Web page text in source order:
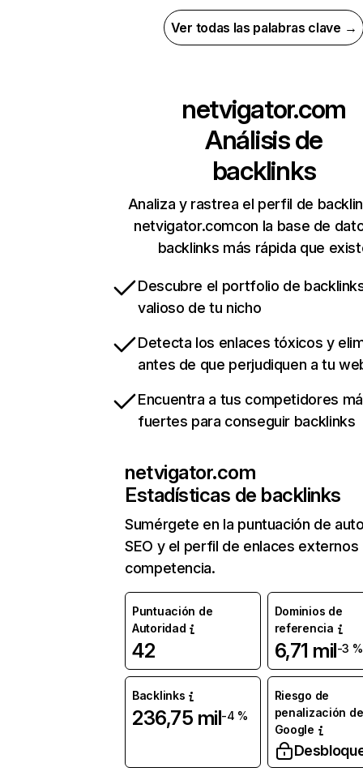
Ver todas las palabras clave →
netvigator.com
Análisis de
backlinks
Analiza y rastrea el perfil de
netvigator.comcon la base de
backlinks más rápida que
Descubre el portfolio de
valioso de tu nicho
Detecta los enlaces tóxicos y
antes de que perjudiquen a tu
Encuentra a tus competidores
fuertes para conseguir backlinks
netvigator.com
Estadísticas de backlinks
Sumérgete en la puntuación de
SEO y el perfil de enlaces externos
competencia.
Puntuación de
Autoridad
42
Dominios de
referencia
6,71 mil-3 %
Backlinks
236,75 mil-4 %
Riesgo de
penalización de
Google